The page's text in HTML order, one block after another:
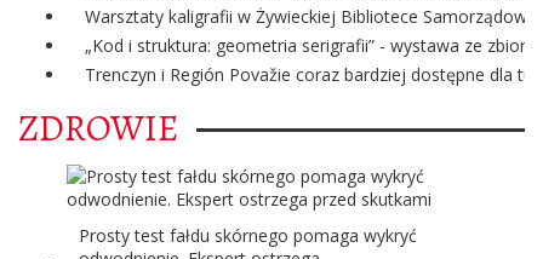
Warsztaty kaligrafii w Żywieckiej Bibliotece Samorządowej
„Kod i struktura: geometria serigrafii” - wystawa ze
Trenczyn i Región Považie coraz bardziej dostępne dla
ZDROWIE
Prosty test fałdu skórnego pomaga wykryć